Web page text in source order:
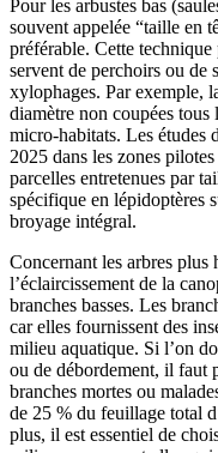
Pour les arbustes bas
souvent appelée “taille en
préférable. Cette
servent de perchoirs ou de
xylophages. Par exemple,
diamètre non coupées tous
micro-habitats. Les études
2025 dans les zones
parcelles entretenues par
spécifique en lépidoptères
broyage intégral.
Concernant les arbres
l’éclaircissement de la
branches basses. Les
car elles fournissent des
milieu aquatique. Si l’on
ou de débordement, il faut
branches mortes ou
de 25 % du feuillage total
plus, il est essentiel de